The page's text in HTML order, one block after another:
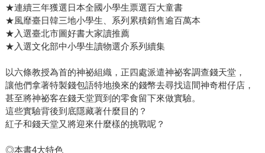
★連續三年獲選日本全國小學生票選百大童書
★風靡臺日韓三地小學生、系列累積銷售逾百萬本
★入選臺北市圖好書大家讀推薦
★入選文化部中小學生讀物選介系列續集
以六條教授為首的神祕組織，正四處派遣神祕客調查錢天堂，
讓他們拿著特製錢包語特地換來的錢幣去尋找這間神奇柑仔店，
甚至將神祕客在錢天堂買到的零食留下來做實驗。
這些實驗背後到底隱藏著什麼目的？
紅子和錢天堂又將迎來什麼樣的挑戰呢？
◎本書4大特色